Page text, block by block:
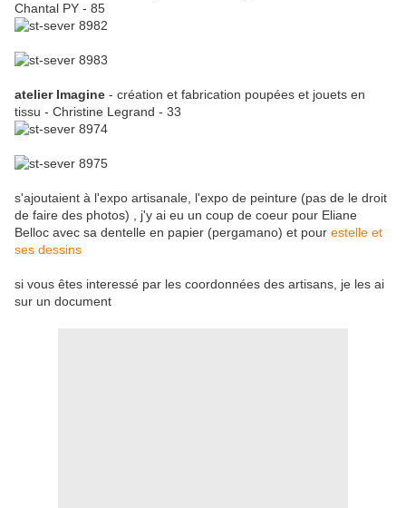
Chantal PY - 85
atelier Imagine - création et fabrication poupées et jouets en
tissu - Christine Legrand - 33
s'ajoutaient à l'expo artisanale, l'expo de peinture (pas de le droit
de faire des photos) , j'y ai eu un coup de coeur pour Eliane
Belloc avec sa dentelle en papier (pergamano) et pour estelle et
ses dessins
si vous êtes interessé par les coordonnées des artisans, je les ai
sur un document